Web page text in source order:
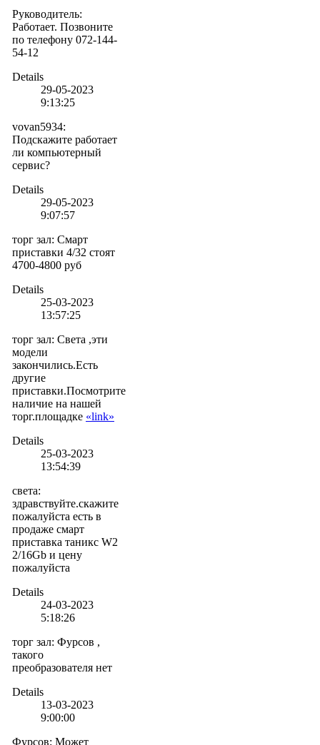
Руководитель:
Работает. Позвоните
по телефону 072-144-
54-12
Details
29-05-2023
9:13:25
vovan5934:
Подскажите работает
ли компьютерный
сервис?
Details
29-05-2023
9:07:57
торг зал: Смарт
приставки 4/32 стоят
4700-4800 руб
Details
25-03-2023
13:57:25
торг зал: Света ,эти
модели
закончились.Есть
другие
приставки.Посмотрите
наличие на нашей
торг.площадке «link»
Details
25-03-2023
13:54:39
света:
здравствуйте.скажите
пожалуйста есть в
продаже смарт
приставка таникс W2
2/16Gb и цену
пожалуйста
Details
24-03-2023
5:18:26
торг зал: Фурсов ,
такого
преобразователя нет
Details
13-03-2023
9:00:00
Фурсов: Может